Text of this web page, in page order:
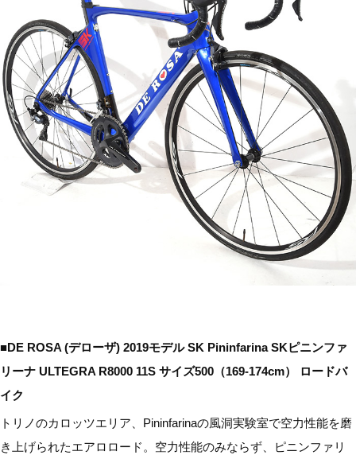
■DE ROSA (デローザ) 2019モデル SK Pininfarina SKピニンファ
リーナ ULTEGRA R8000 11S サイズ500（169-174cm） ロードバ
イク
トリノのカロッツエリア、Pininfarinaの風洞実験室で空力性能を磨
き上げられたエアロロード。空力性能のみならず、ピニンファリ